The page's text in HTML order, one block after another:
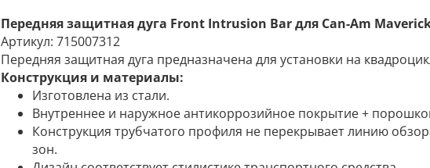
Передняя защитная дуга Front Intrusion Bar для Can-Am
Артикул: 715007312
Передняя защитная дуга предназначена для установки на
Конструкция и материалы:
Изготовлена из стали.
Внутреннее и наружное антикоррозийное покрытие +
Конструкция трубчатого профиля не перекрывает линию
зон.